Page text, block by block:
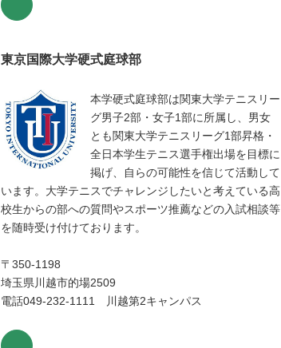
東京国際大学硬式庭球部
本学硬式庭球部は関東大学テニスリー
グ男子2部・女子1部に所属し、男女
とも関東大学テニスリーグ1部昇格・
全日本学生テニス選手権出場を目標に
掲げ、自らの可能性を信じて活動して
います。大学テニスでチャレンジしたいと考えている高
校生からの部への質問やスポーツ推薦などの入試相談等
を随時受け付けております。
〒350-1198
埼玉県川越市的場2509
電話049-232-1111 川越第2キャンパス